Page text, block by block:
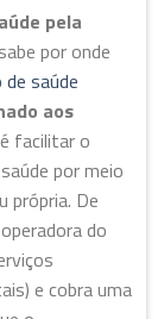
pela
por onde
de saúde
aos
facilitar o
por meio
própria. De
do
e cobra uma